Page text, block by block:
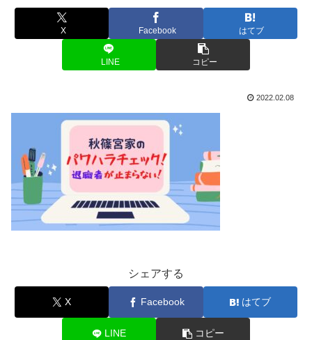
X Facebook はてブ
LINE コピー
2022.02.08
シェアする
X Facebook はてブ
LINE コピー